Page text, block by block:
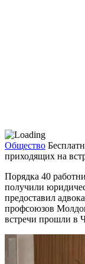
Общество
приходящих на
Порядка 40
получили
предоставил
профсоюзов
встречи прошли в